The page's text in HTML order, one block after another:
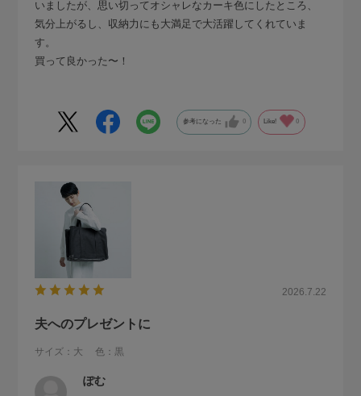
いましたが、思い切ってオシャレなカーキ色にしたところ、
気分上がるし、収納力にも大満足で大活躍してくれていま
す。
買って良かった〜！
参考になった 0 Like! 0
2026.7.22
夫へのプレゼントに
サイズ：大 色：黒
ぽむ